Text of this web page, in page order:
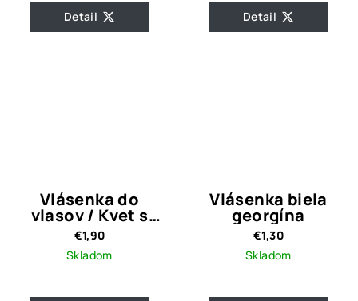
Detail Detail
Vlásenka do
vlasov / Kvet s
čírymi kamienkami
€1,90
Skladom
Vlásenka biela
georgína
€1,30
Skladom